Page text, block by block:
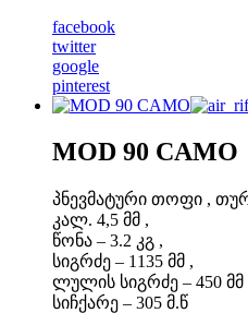
facebook
twitter
google
pinterest
MOD 90 CAMO
პნევმატური თოფი ,
კალ. 4,5 მმ ,
წონა – 3.2 კგ ,
სიგრძე – 1135 მმ ,
ლულის სიგრძე – 450 მმ
სიჩქარე – 305 მ.წ